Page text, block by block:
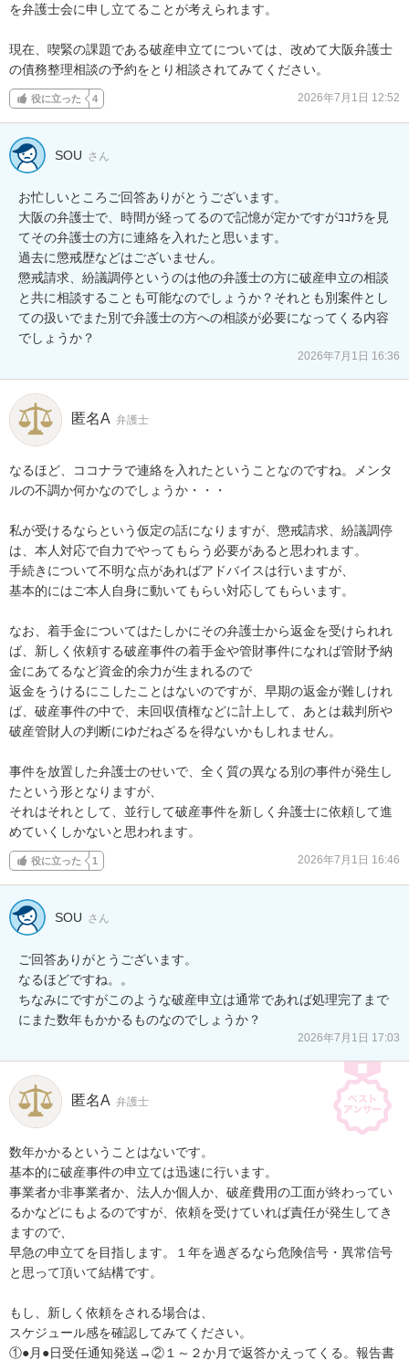
を弁護士会に申し立てることが考えられます。
現在、喫緊の課題である破産申立てについては、改めて大阪弁護士
の債務整理相談の予約をとり相談されてみてください。
役に立った 4 2026年7月1日 12:52
SOU さん
お忙しいところご回答ありがとうございます。
大阪の弁護士で、時間が経ってるので記憶が定かですがｺｺﾅﾗを見
てその弁護士の方に連絡を入れたと思います。
過去に懲戒歴などはございません。
懲戒請求、紛議調停というのは他の弁護士の方に破産申立の相談
と共に相談することも可能なのでしょうか？それとも別案件とし
ての扱いでまた別で弁護士の方への相談が必要になってくる内容
でしょうか？
2026年7月1日 16:36
匿名A 弁護士
なるほど、ココナラで連絡を入れたということなのですね。メンタ
ルの不調か何かなのでしょうか・・・
私が受けるならという仮定の話になりますが、懲戒請求、紛議調停
は、本人対応で自力でやってもらう必要があると思われます。
手続きについて不明な点があればアドバイスは行いますが、
基本的にはご本人自身に動いてもらい対応してもらいます。
なお、着手金についてはたしかにその弁護士から返金を受けられれ
ば、新しく依頼する破産事件の着手金や管財事件になれば管財予納
金にあてるなど資金的余力が生まれるので
返金をうけるにこしたことはないのですが、早期の返金が難しけれ
ば、破産事件の中で、未回収債権などに計上して、あとは裁判所や
破産管財人の判断にゆだねざるを得ないかもしれません。
事件を放置した弁護士のせいで、全く質の異なる別の事件が発生し
たという形となりますが、
それはそれとして、並行して破産事件を新しく弁護士に依頼して進
めていくしかないと思われます。
役に立った 1 2026年7月1日 16:46
SOU さん
ご回答ありがとうございます。
なるほどですね。。
ちなみにですがこのような破産申立は通常であれば処理完了まで
にまた数年もかかるものなのでしょうか？
2026年7月1日 17:03
匿名A 弁護士
数年かかるということはないです。
基本的に破産事件の申立ては迅速に行います。
事業者か非事業者か、法人か個人か、破産費用の工面が終わってい
るかなどにもよるのですが、依頼を受けていれば責任が発生してき
ますので、
早急の申立てを目指します。１年を過ぎるなら危険信号・異常信号
と思って頂いて結構です。
もし、新しく依頼をされる場合は、
スケジュール感を確認してみてください。
①●月●日受任通知発送→②１～２か月で返答かえってくる。報告書